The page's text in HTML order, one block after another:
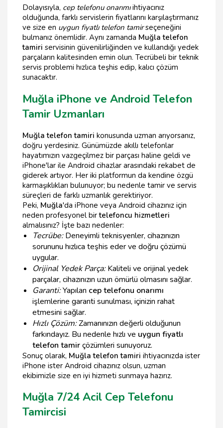
Dolayısıyla, cep telefonu onarımıihtiyacınız
olduğunda, farklı servislerin fiyatlarını karşılaştırmanız
ve size en uygun fiyatlı telefon tamirseçeneğini
bulmanız önemlidir. Aynı zamanda Muğla telefon
tamiri servisinin güvenilirliğinden ve kullandığı yedek
parçaların kalitesinden emin olun. Tecrübeli bir teknik
servis problemi hızlıca teşhis edip, kalıcı çözüm
sunacaktır.
Muğla iPhone ve Android Telefon
Tamir Uzmanları
Muğla telefon tamiri konusunda uzman arıyorsanız,
doğru yerdesiniz. Günümüzde akıllı telefonlar
hayatımızın vazgeçilmez bir parçası haline geldi ve
iPhone'lar ile Android cihazlar arasındaki rekabet de
giderek artıyor. Her iki platformun da kendine özgü
karmaşıklıkları bulunuyor; bu nedenle tamir ve servis
süreçleri de farklı uzmanlık gerektiriyor.
Peki, Muğla'da iPhone veya Android cihazınız için
neden profesyonel birtelefoncu hizmetleri
almalısınız? İşte bazı nedenler:
Tecrübe:Deneyimli teknisyenler, cihazınızın
sorununu hızlıca teşhis eder ve doğru çözümü
uygular.
Orijinal Yedek Parça:Kaliteli ve orijinal yedek
parçalar, cihazınızın uzun ömürlü olmasını sağlar.
Garanti:Yapılan cep telefonu onarımı
işlemlerine garanti sunulması, içinizin rahat
etmesini sağlar.
Hızlı Çözüm:Zamanınızın değerli olduğunun
farkındayız. Bu nedenle hızlı ve uygun fiyatlı
telefon tamirçözümleri sunuyoruz.
Sonuç olarak, Muğla telefon tamiri ihtiyacınızda ister
iPhone ister Android cihazınız olsun, uzman
ekibimizle size en iyi hizmeti sunmaya hazırız.
Muğla 7/24 Acil Cep Telefonu
Tamircisi